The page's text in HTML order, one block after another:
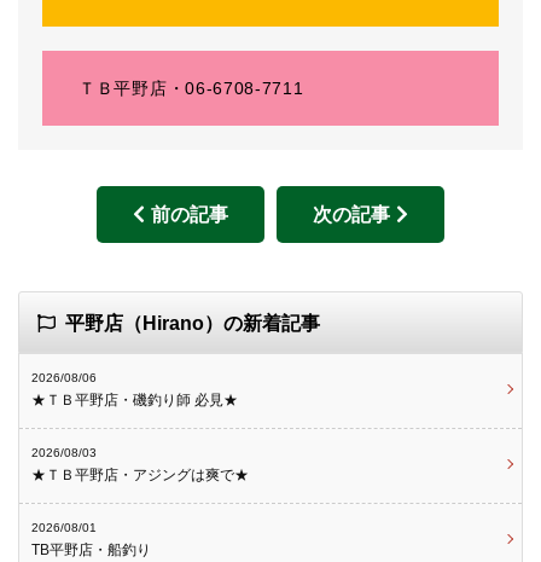
ＴＢ平野店・06-6708-7711
前の記事 次の記事
平野店（Hirano）の新着記事
2026/08/06
★ＴＢ平野店・磯釣り師 必見★
2026/08/03
★ＴＢ平野店・アジングは爽で★
2026/08/01
TB平野店・船釣り